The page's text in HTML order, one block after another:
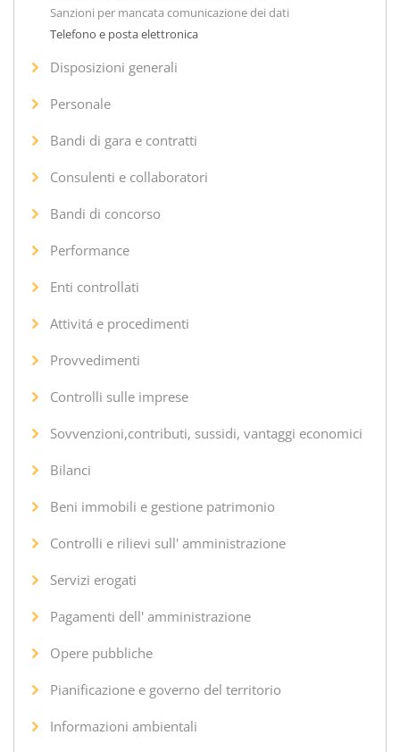
Sanzioni per mancata comunicazione dei dati
Telefono e posta elettronica
Disposizioni generali
Personale
Bandi di gara e contratti
Consulenti e collaboratori
Bandi di concorso
Performance
Enti controllati
Attivitá e procedimenti
Provvedimenti
Controlli sulle imprese
Sovvenzioni,contributi, sussidi, vantaggi economici
Bilanci
Beni immobili e gestione patrimonio
Controlli e rilievi sull' amministrazione
Servizi erogati
Pagamenti dell' amministrazione
Opere pubbliche
Pianificazione e governo del territorio
Informazioni ambientali